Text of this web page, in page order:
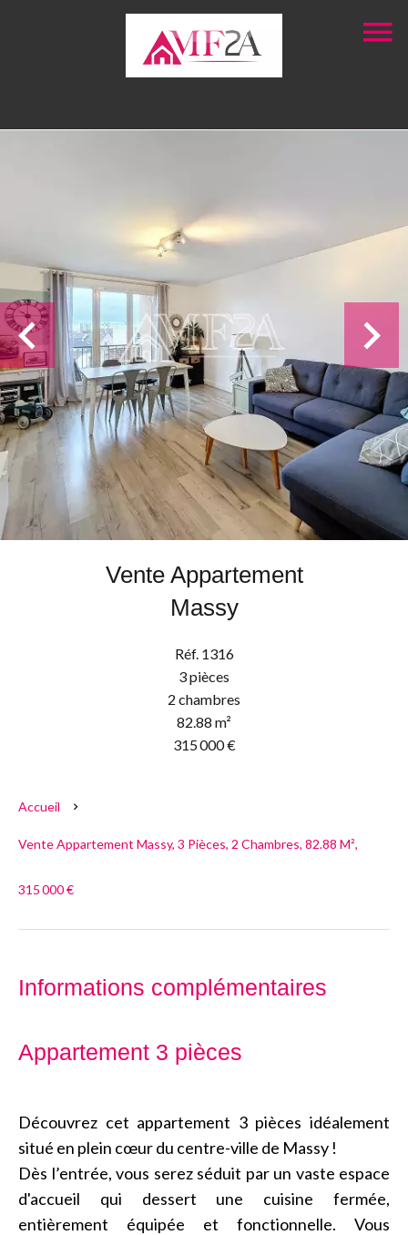
Vente Appartement
Massy
Réf. 1316
3 pièces
2 chambres
82.88 m²
315 000 €
Accueil
Vente Appartement Massy, 3 Pièces, 2 Chambres, 82.88 M²,
315 000 €
Informations complémentaires
Appartement 3 pièces
Découvrez cet appartement 3 pièces idéalement
situé en plein cœur du centre-ville de Massy !
Dès l’entrée, vous serez séduit par un vaste espace
d'accueil qui dessert une cuisine fermée,
entièrement équipée et fonctionnelle. Vous